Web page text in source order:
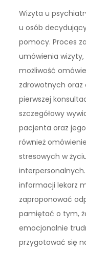
Wizyta u
u osób
pomocy. Proces
umówienia
możliwość
zdrowotnych oraz
pierwszej
szczegółowy
pacjenta oraz
również
stresowych w
informacji lekarz
zaproponować
pamiętać o tym,
emocjonalnie
przygotować się